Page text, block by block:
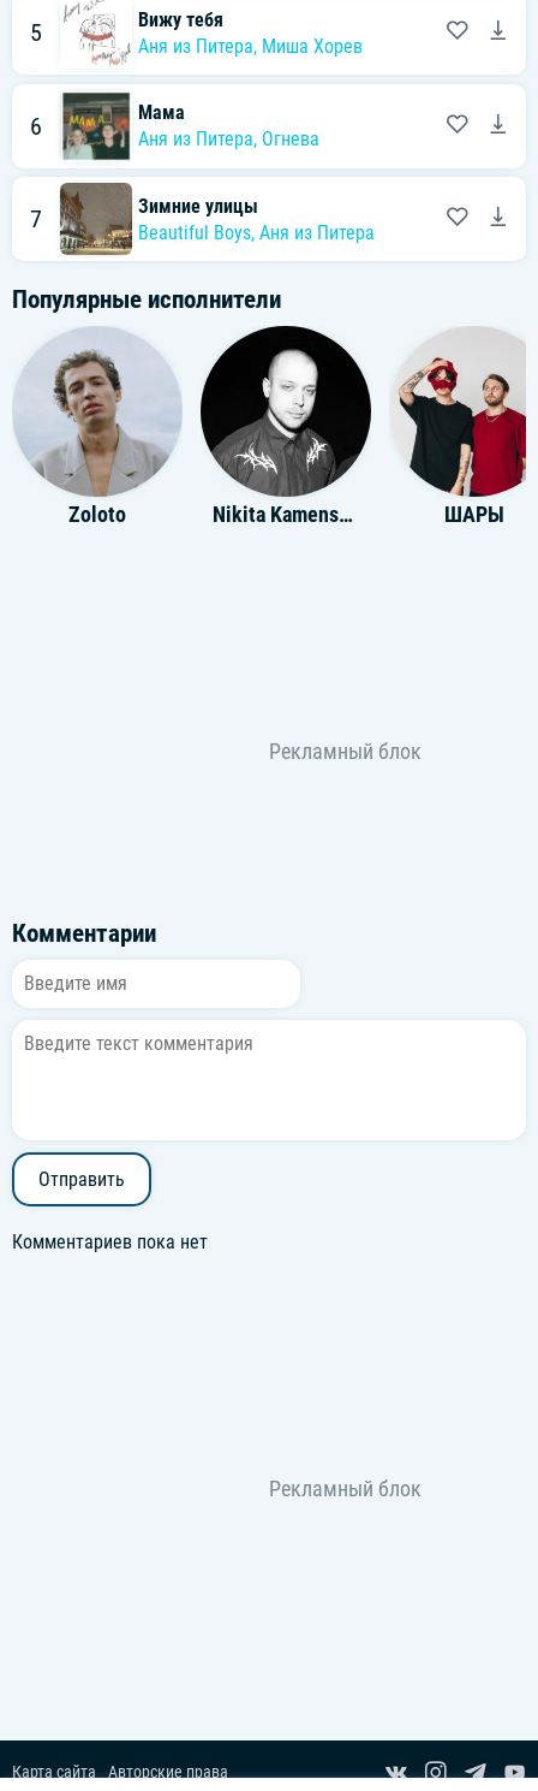
5
Вижу тебя
Аня из Питера, Миша Хорев
6
Мама
Аня из Питера, Огнева
7
Зимние улицы
Beautiful Boys, Аня из Питера
Популярные исполнители
Zoloto Nikita Kamenskiy ШАРЫ
Комментарии
Отправить
Комментариев пока нет
Карта сайта
Авторские права